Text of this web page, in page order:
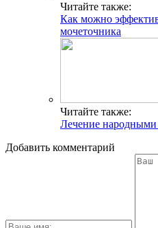
Читайте также:
Как можно
мочеточника
Читайте также:
Лечение народными
Добавить комментарий